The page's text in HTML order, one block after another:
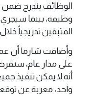
المتبقين تدريجياً خلال
وأضافت شارما أن
على مدار عام،
أنه لا يمكن تنفيذ
واحد، معربة عن